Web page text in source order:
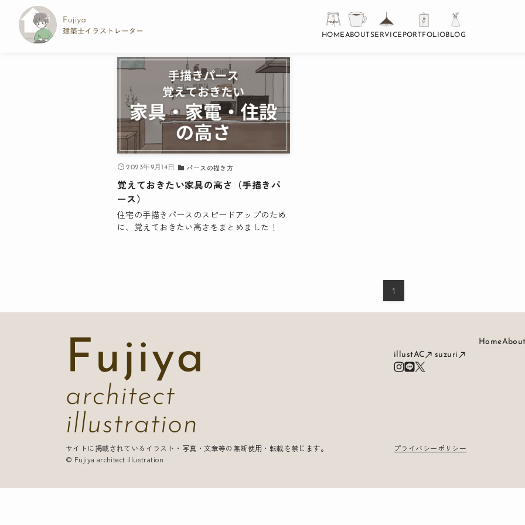
HOMEABOUTSERVICE PORTFOLIOBLOG
覚えておきたい家具の高さ（手描きパ
ース）
住宅の手描きパースのスピードアップのため
に、覚えておきたい高さをまとめました！
2023年9月14日 パースの描き方
1
HomeAbout
illustAC
suzuri
サイトに掲載されているイラスト・写真・文章等の無断使用・転載を禁じます。
© Fujiya architect illustration
プライバシーポリシー